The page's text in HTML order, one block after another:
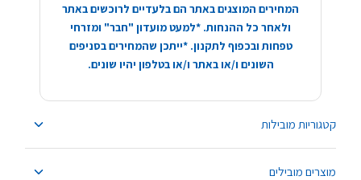
קטגוריות מובילות
מוצרים מובילים
המחירים המוצגים באתר הם בלעדיים לרוכשים באתר
ולאחר כל ההנחות. *למעט מועדון "חבר" ומזרחי
טפחות ובכפוף לתקנון. *ייתכן שהמחירים בסניפים
השונים ו/או באתר ו/או בטלפון יהיו שונים.